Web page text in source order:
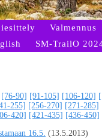
Valmennus
SM-TrailO
[76-90] [91-105] [106-120]
255] [256-270] [271-285]
420] [421-435] [436-450]
16.5. (13.5.2013)